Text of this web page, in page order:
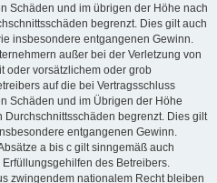
Schäden und im übrigen der Höhe nach
begrenzt. Dies gilt auch
insbesondere entgangenen Gewinn.
außer bei der Verletzung von
oder vorsätzlichem oder grob
auf die bei Vertragsschluss
Schäden und im Übrigen der Höhe
Durchschnittsschäden begrenzt. Dies gilt
entgangenen Gewinn.
a bis c gilt sinngemäß auch
des Betreibers.
zwingendem nationalem Recht bleiben